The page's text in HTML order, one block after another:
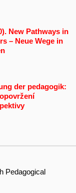
New Pathways in
– Neue Wege in
der pedagogik:
Pedagogical